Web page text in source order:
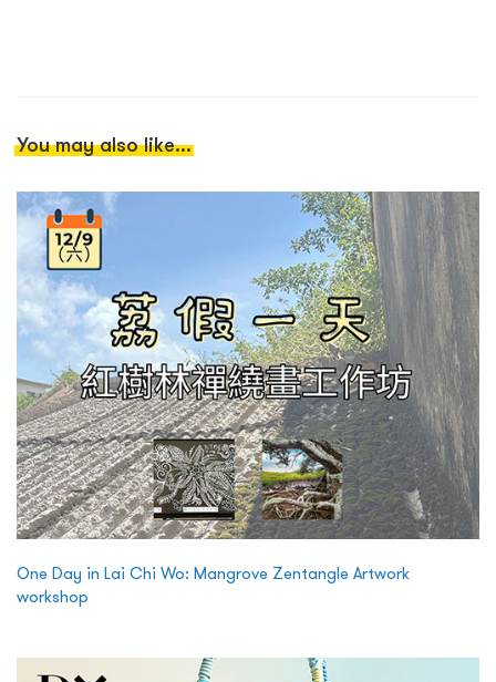
You may also like...
One Day in Lai Chi Wo: Mangrove Zentangle Artwork
workshop